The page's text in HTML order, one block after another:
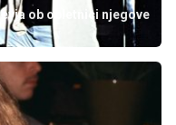
ob obletnici njegove